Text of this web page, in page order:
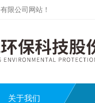
限公司网站！
关于我们